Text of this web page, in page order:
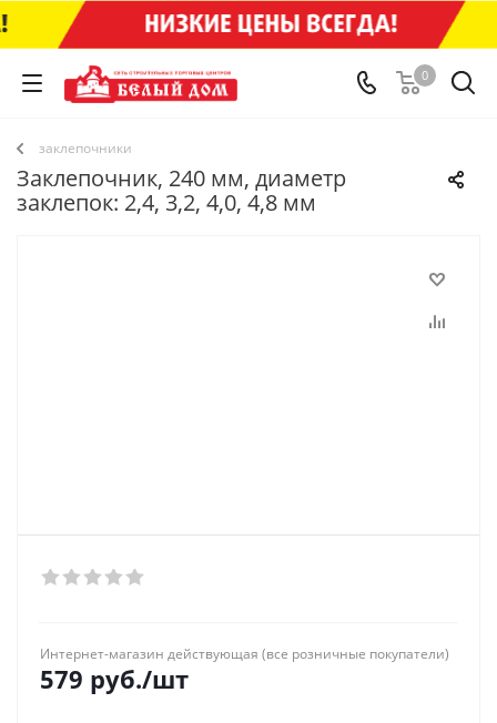
0
заклепочники
Заклепочник, 240 мм, диаметр
заклепок: 2,4, 3,2, 4,0, 4,8 мм
Интернет-магазин действующая (все розничные покупатели)
579 руб./шт